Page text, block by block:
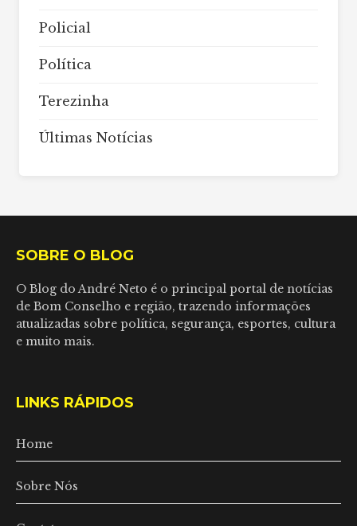
Policial
Política
Terezinha
Últimas Notícias
SOBRE O BLOG
O Blog do André Neto é o principal portal de notícias
de Bom Conselho e região, trazendo informações
atualizadas sobre política, segurança, esportes, cultura
e muito mais.
LINKS RÁPIDOS
Home
Sobre Nós